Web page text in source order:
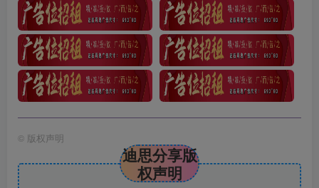
© 版权声明
迪思分享版
权声明